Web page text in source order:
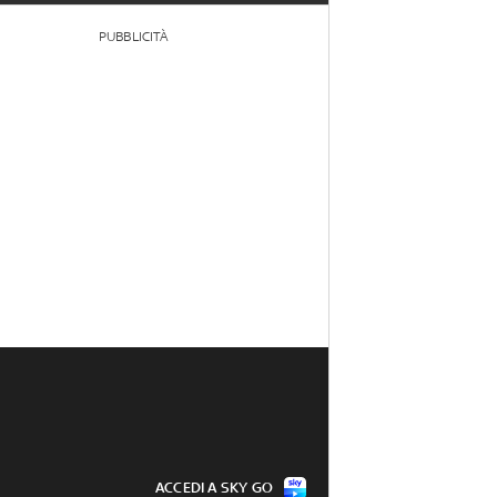
PUBBLICITÀ
ACCEDI A SKY GO